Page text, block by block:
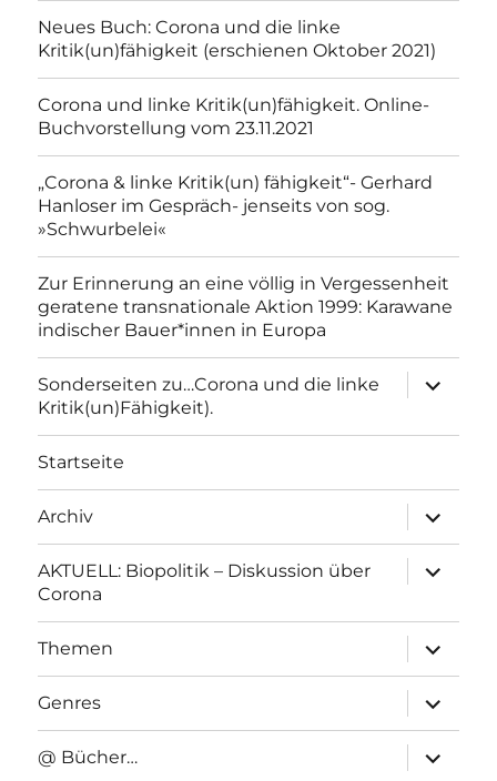
Neues Buch: Corona und die linke
Kritik(un)fähigkeit (erschienen Oktober 2021)
Corona und linke Kritik(un)fähigkeit. Online-
Buchvorstellung vom 23.11.2021
„Corona & linke Kritik(un) fähigkeit“- Gerhard
Hanloser im Gespräch- jenseits von sog.
»Schwurbelei«
Zur Erinnerung an eine völlig in Vergessenheit
geratene transnationale Aktion 1999: Karawane
indischer Bauer*innen in Europa
Sonderseiten zu…Corona und die linke
Kritik(un)Fähigkeit).
anzeigen
Startseite
Archiv
anzeigen
AKTUELL: Biopolitik – Diskussion über
Corona
anzeigen
Themen
anzeigen
Genres
anzeigen
@ Bücher…
anzeigen